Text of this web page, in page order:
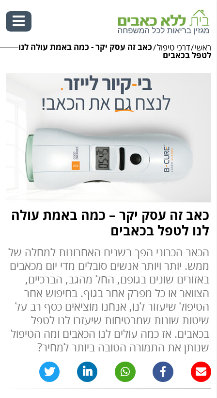
Skip
to
content
ראשי/דרכי טיפול/כאב זה עסק יקר - כמה באמת עולה לנו
לטפל בכאבים
כאב זה עסק יקר – כמה באמת עולה
לנו לטפל בכאבים
הכאב הכרוני הפך בשנים האחרונות למחלה של
ממש. יותר ויותר אנשים סובלים מדי יום מכאבים
באזורים שונים בגופם, החל מהגב, הברכיים,
הצוואר או כל מפרק אחר בגוף. בחיפוש אחר
הטיפול שיעזור לנו, אנחנו מוציאים כסף רב על
שיטות שונות שמבטיחות שיעזרו לנו לטפל
בכאבים. אז כמה עולים לנו הכאבים ומה הטיפול
שנותן את התמורה הטובה ביותר למחיר?